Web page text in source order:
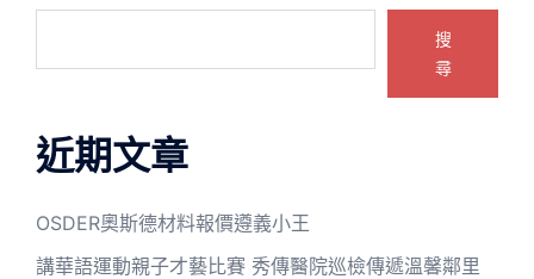
搜
尋
近期文章
OSDER奧斯德材料報價遵義小王
講華語運動親子才藝比賽 秀傳醫院巡檢傳遞溫馨鄰里